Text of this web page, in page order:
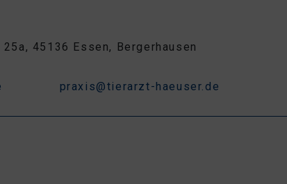
25a, 45136 Essen, Bergerhausen
praxis@tierarzt-haeuser.de